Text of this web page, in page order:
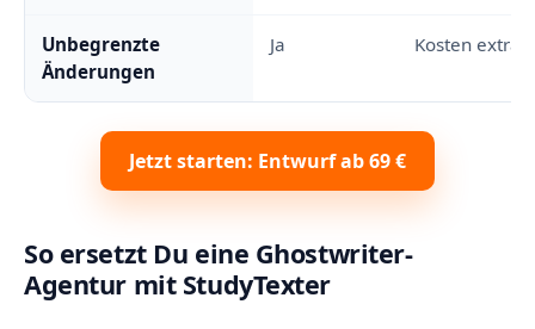
Unbegrenzte
Änderungen
Ja Kosten extra
Jetzt starten: Entwurf ab 69 €
So ersetzt Du eine Ghostwriter-
Agentur mit StudyTexter